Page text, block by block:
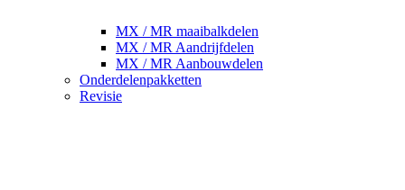
MX / MR maaibalkdelen
MX / MR Aandrijfdelen
MX / MR Aanbouwdelen
Onderdelenpakketten
Revisie